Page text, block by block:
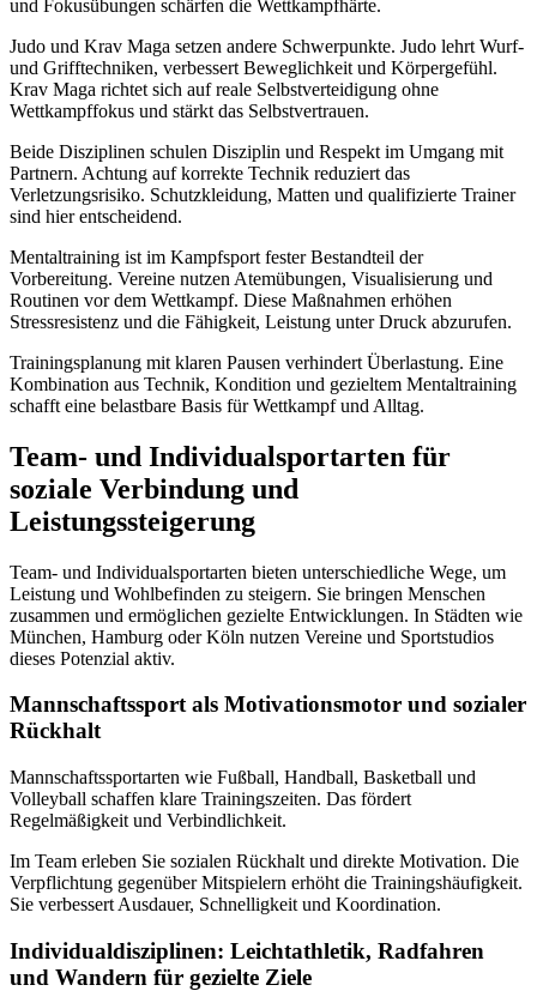
und Fokusübungen schärfen die Wettkampfhärte.
Judo und Krav Maga setzen andere Schwerpunkte. Judo lehrt Wurf-
und Grifftechniken, verbessert Beweglichkeit und Körpergefühl.
Krav Maga richtet sich auf reale Selbstverteidigung ohne
Wettkampffokus und stärkt das Selbstvertrauen.
Beide Disziplinen schulen Disziplin und Respekt im Umgang mit
Partnern. Achtung auf korrekte Technik reduziert das
Verletzungsrisiko. Schutzkleidung, Matten und qualifizierte Trainer
sind hier entscheidend.
Mentaltraining ist im Kampfsport fester Bestandteil der
Vorbereitung. Vereine nutzen Atemübungen, Visualisierung und
Routinen vor dem Wettkampf. Diese Maßnahmen erhöhen
Stressresistenz und die Fähigkeit, Leistung unter Druck abzurufen.
Trainingsplanung mit klaren Pausen verhindert Überlastung. Eine
Kombination aus Technik, Kondition und gezieltem Mentaltraining
schafft eine belastbare Basis für Wettkampf und Alltag.
Team- und Individualsportarten für
soziale Verbindung und
Leistungssteigerung
Team- und Individualsportarten bieten unterschiedliche Wege, um
Leistung und Wohlbefinden zu steigern. Sie bringen Menschen
zusammen und ermöglichen gezielte Entwicklungen. In Städten wie
München, Hamburg oder Köln nutzen Vereine und Sportstudios
dieses Potenzial aktiv.
Mannschaftssport als Motivationsmotor und sozialer
Rückhalt
Mannschaftssportarten wie Fußball, Handball, Basketball und
Volleyball schaffen klare Trainingszeiten. Das fördert
Regelmäßigkeit und Verbindlichkeit.
Im Team erleben Sie sozialen Rückhalt und direkte Motivation. Die
Verpflichtung gegenüber Mitspielern erhöht die Trainingshäufigkeit.
Sie verbessert Ausdauer, Schnelligkeit und Koordination.
Individualdisziplinen: Leichtathletik, Radfahren
und Wandern für gezielte Ziele